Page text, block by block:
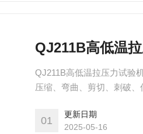
QJ211B高低温
QJ211B高低温拉压力试验
压缩、弯曲、剪切、刺破
便其它试验目的。质量保证
01
更新日期
2025-05-16